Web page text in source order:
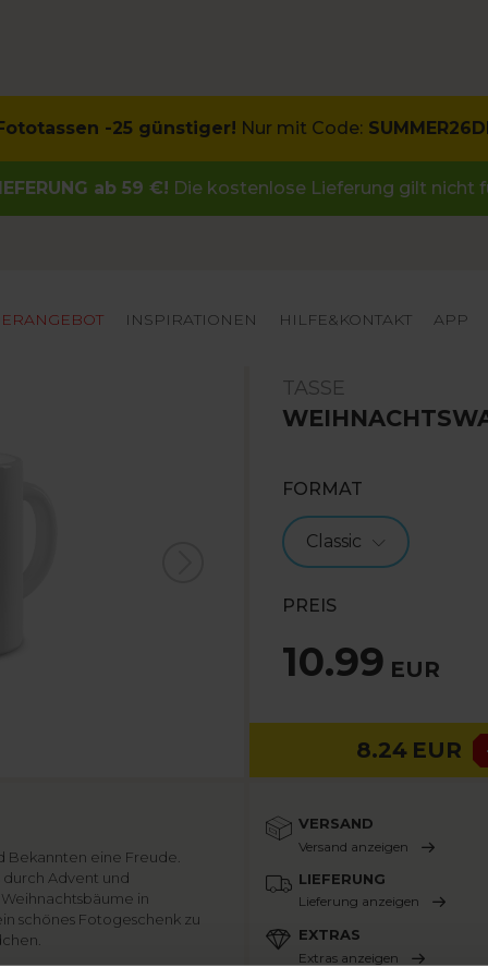
-25 günstiger! Nur mit Code:
ab 59 €! Die kostenlose Lieferung gilt nicht
INSPIRATIONEN HILFE&KONTAKT APP
TASSE
FORMAT
Classic
PREIS
10.99 EUR
8.24 EUR
Bekannten eine Freude.
durch Advent und
in
schönes Fotogeschenk zu
VERSAND
Versand anzeigen
LIEFERUNG
Lieferung anzeigen
EXTRAS
Extras anzeigen